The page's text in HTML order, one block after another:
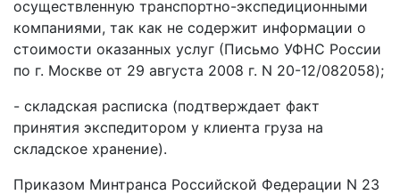
осуществленную транспортно-экспедиционными
компаниями, так как не содержит информации о
стоимости оказанных услуг (Письмо УФНС России
по г. Москве от 29 августа 2008 г. N 20-12/082058);
- складская расписка (подтверждает факт
принятия экспедитором у клиента груза на
складское хранение).
Приказом Минтранса Российской Федерации N 23